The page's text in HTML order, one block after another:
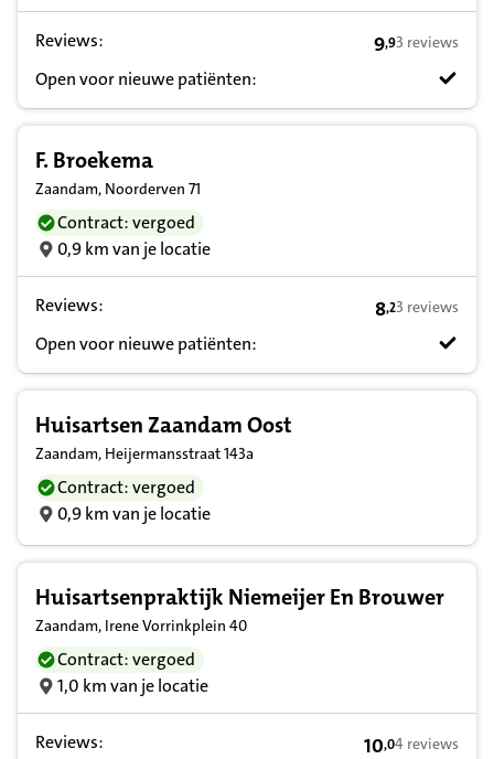
Reviews: 9,9 op basis
9,93 reviews
Open voor nieuwe patiënten:
F. Broekema
Zaandam, Noorderven 71
Contract: vergoed
0,9 km van je locatie
Reviews: 8,2 op basis
8,23 reviews
Open voor nieuwe patiënten:
Huisartsen Zaandam Oost
Zaandam, Heijermansstraat 143a
Contract: vergoed
0,9 km van je locatie
Huisartsenpraktijk Niemeijer En Brouwer
Zaandam, Irene Vorrinkplein 40
Contract: vergoed
1,0 km van je locatie
Reviews: 10,0 op basis
10,04 reviews